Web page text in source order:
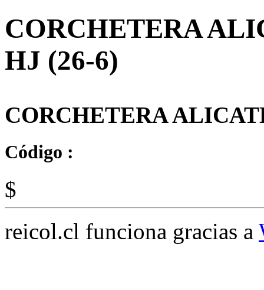
CORCHETERA
HJ (26-6)
CORCHETERA
Código :
$
reicol.cl funciona gracias a